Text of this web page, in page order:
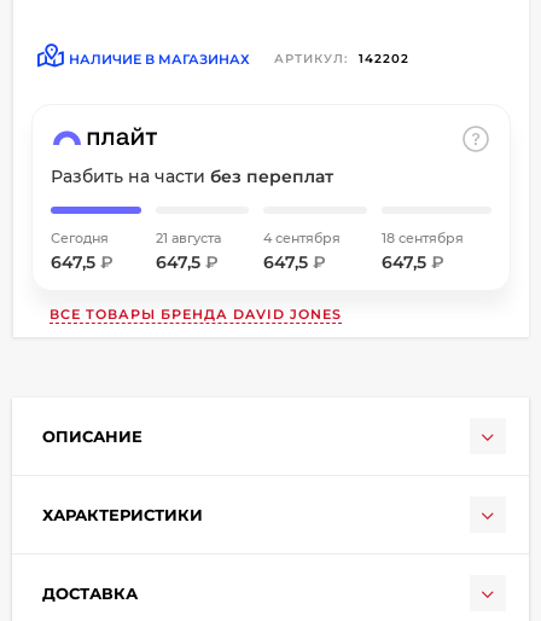
НАЛИЧИЕ В МАГАЗИНАХ АРТИКУЛ: 142202
Разбить на части без переплат
Сегодня
647,5 ₽
21 августа
647,5 ₽
4 сентября
647,5 ₽
18 сентября
647,5₽
ВСЕ ТОВАРЫ БРЕНДА DAVID JONES
ОПИСАНИЕ
ХАРАКТЕРИСТИКИ
ДОСТАВКА
25
2 недели
8 800 302-02-51